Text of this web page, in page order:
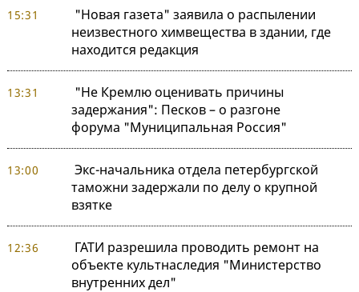
15:31
"Новая газета" заявила о распылении
неизвестного химвещества в здании, где
находится редакция
13:31
"Не Кремлю оценивать причины
задержания": Песков – о разгоне
форума "Муниципальная Россия"
13:00
Экс-начальника отдела петербургской
таможни задержали по делу о крупной
взятке
12:36
ГАТИ разрешила проводить ремонт на
объекте культнаследия "Министерство
внутренних дел"